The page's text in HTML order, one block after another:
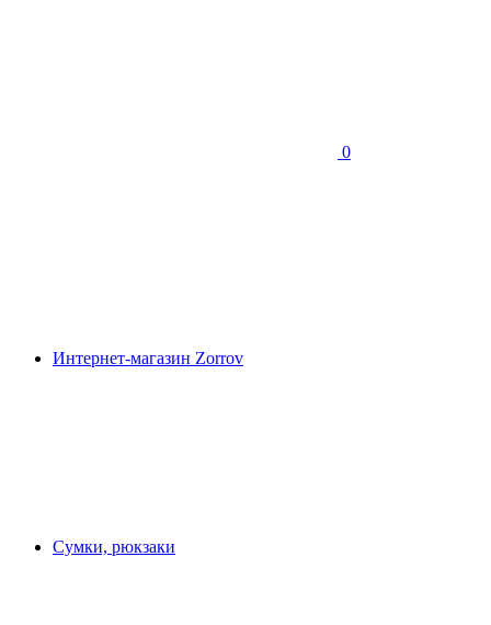
0
Интернет-магазин Zorrov
Сумки, рюкзаки